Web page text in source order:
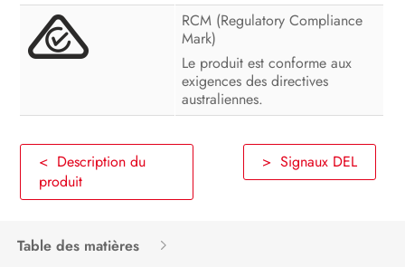
RCM (Regulatory Compliance
Mark)
Le produit est conforme aux
exigences des directives
australiennes.
< Description du
produit
> Signaux DEL
Table des matières